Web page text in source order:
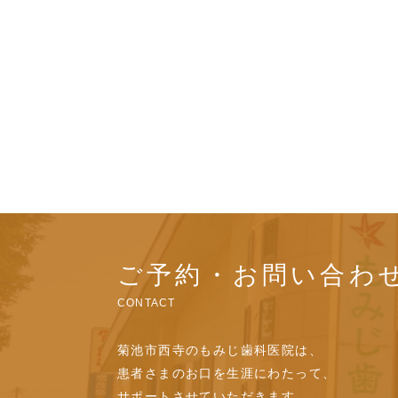
ご予約・お問い合わ
CONTACT
菊池市西寺のもみじ歯科医院は、
患者さまのお口を生涯にわたって、